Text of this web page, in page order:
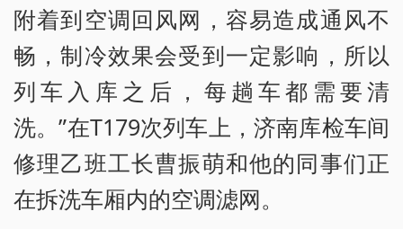
附着到空调回风网，容易造成通风不
畅，制冷效果会受到一定影响，所以
列车入库之后，每趟车都需要清
洗。”在T179次列车上，济南库检车间
修理乙班工长曹振萌和他的同事们正
在拆洗车厢内的空调滤网。